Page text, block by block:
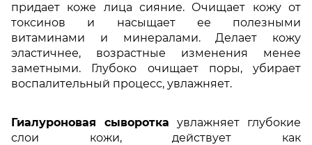
придает коже лица сияние. Очищает кожу от
токсинов и насыщает ее полезными
витаминами и минералами. Делает кожу
эластичнее, возрастные изменения менее
заметными. Глубоко очищает поры, убирает
воспалительный процесс, увлажняет.
Гиалуроновая сывороткаувлажняет глубокие
слои кожи, действует как